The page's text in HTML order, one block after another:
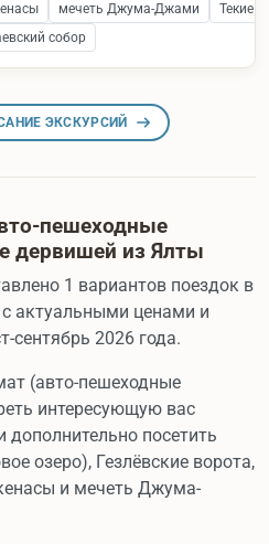
мечеть Джума-Джами
Текие
собор
ЭКСКУРСИЙ
пешеходные
дервишей из Ялты
1 вариантов поездок в
актуальными ценами и
сентябрь 2026 года.
(авто-пешеходные
интересующую вас
дополнительно посетить
озеро), Гезлёвские ворота,
и мечеть Джума-